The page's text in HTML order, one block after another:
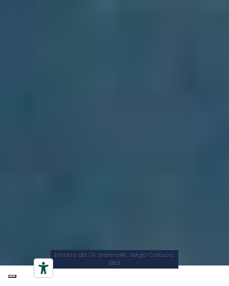
Estratto da: Gli onorevoli©, Sergio Corbucci,
1963